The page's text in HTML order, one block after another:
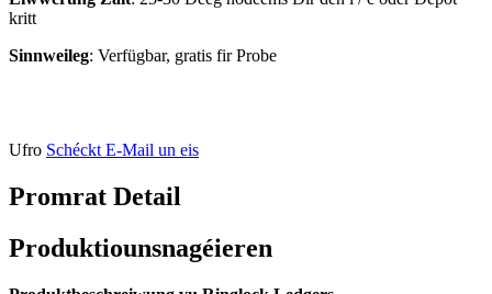
kritt
Sinnweileg: Verfügbar, gratis fir Probe
Ufro Schéckt E-Mail un eis
Promrat Detail
Produktiounsnagéieren